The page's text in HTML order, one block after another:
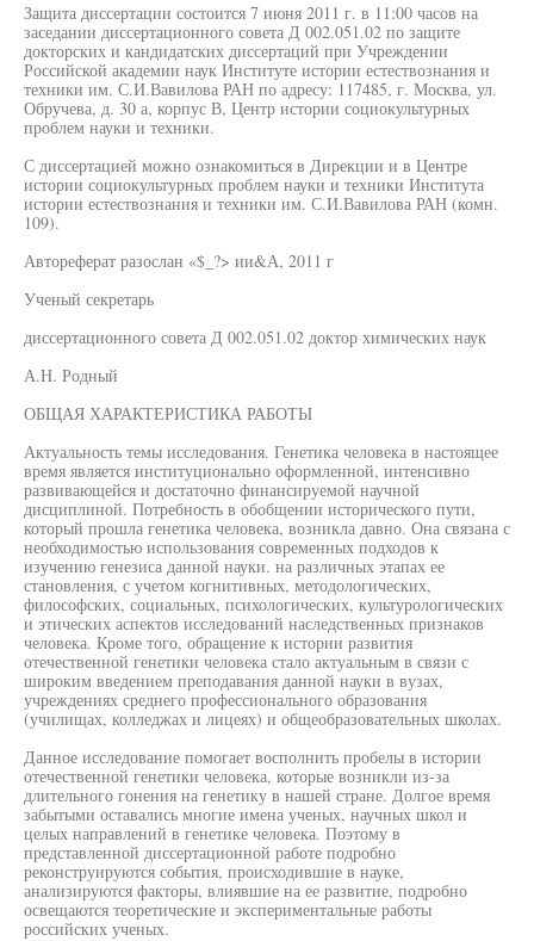
Защита диссертации состоится 7 июня 2011 г. в 11:00 часов на
заседании диссертационного совета Д 002.051.02 по защите
докторских и кандидатских диссертаций при Учреждении
Российской академии наук Институте истории естествознания и
техники им. С.И.Вавилова РАН по адресу: 117485, г. Москва, ул.
Обручева, д. 30 а, корпус В, Центр истории социокультурных
проблем науки и техники.
С диссертацией можно ознакомиться в Дирекции и в Центре
истории социокультурных проблем науки и техники Института
истории естествознания и техники им. С.И.Вавилова РАН (комн.
109).
Автореферат разослан «$_?> ии&А, 2011 г
Ученый секретарь
диссертационного совета Д 002.051.02 доктор химических наук
А.Н. Родный
ОБЩАЯ ХАРАКТЕРИСТИКА РАБОТЫ
Актуальность темы исследования. Генетика человека в настоящее
время является институционально оформленной, интенсивно
развивающейся и достаточно финансируемой научной
дисциплиной. Потребность в обобщении исторического пути,
который прошла генетика человека, возникла давно. Она связана с
необходимостью использования современных подходов к
изучению генезиса данной науки. на различных этапах ее
становления, с учетом когнитивных, методологических,
философских, социальных, психологических, культурологических
и этических аспектов исследований наследственных признаков
человека. Кроме того, обращение к истории развития
отечественной генетики человека стало актуальным в связи с
широким введением преподавания данной науки в вузах,
учреждениях среднего профессионального образования
(училищах, колледжах и лицеях) и общеобразовательных школах.
Данное исследование помогает восполнить пробелы в истории
отечественной генетики человека, которые возникли из-за
длительного гонения на генетику в нашей стране. Долгое время
забытыми оставались многие имена ученых, научных школ и
целых направлений в генетике человека. Поэтому в
представленной диссертационной работе подробно
реконструируются события, происходившие в науке,
анализируются факторы, влиявшие на ее развитие, подробно
освещаются теоретические и экспериментальные работы
российских ученых.